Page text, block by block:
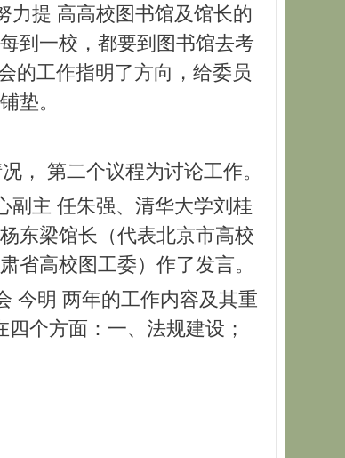
提 高高校图书馆及馆长的
到一校，都要到图书馆去考
的工作指明了方向，给委员
垫。
第二个议程为讨论工作。
主 任朱强、清华大学刘桂
东梁馆长（代表北京市高校
省高校图工委）作了发言。
今明 两年的工作内容及其重
个方面：一、法规建设；